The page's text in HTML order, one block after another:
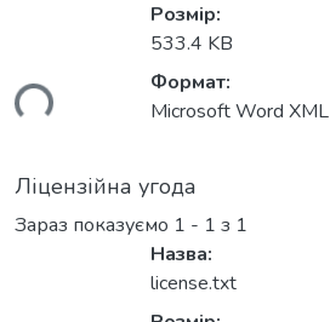
Розмір:
533.4 KB
Формат:
Microsoft Word XML
Ліцензійна угода
Зараз показуємо 1 - 1 з 1
Назва:
license.txt